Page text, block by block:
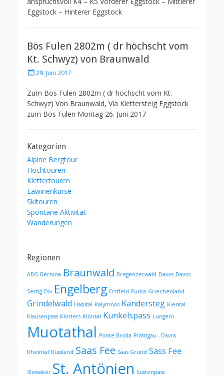
Eggstock – Hinterer Eggstock
Bös Fulen 2802m ( dr höchscht vom
Kt. Schwyz) von Braunwald
Posted29. Juni 2017
Zum Bös Fulen 2802m ( dr höchscht vom Kt.
Schwyz) Von Braunwald, Via Klettersteig Eggstock
zum Bös Fulen Montag 26. Juni 2017
Kategorien
Alpine Bergtour
Hochtouren
Klettertouren
Lawinenkurse
Skitouren
Spontane Aktivität
Wanderungen
Regionen
ABG Bernina Braunwald Bregenzerwald Davos Davos
Sertig Div Engelberg Erstfeld Furka Griechenland
Grindelwald Haslital Kalymnos Kandersteg Kiental
Klausenpass Klosters Klöntal Kunkelspass Lungern
Muotathal Ponte Brolla Prättigau - Davos
Rheintal Russland Saas Fee Saas Grund Sass Fee
Slowakei St. Antönien Sustenpass